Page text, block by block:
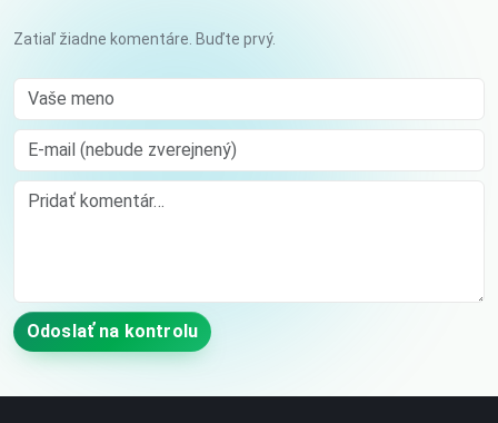
Zatiaľ žiadne komentáre. Buďte prvý.
Vaše meno
E-mail (nebude zverejnený)
Comment
Odoslať na kontrolu